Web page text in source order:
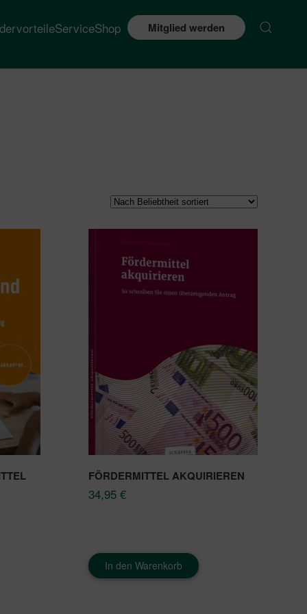
ServiceShop Mitglied werden
FÖRDERMITTEL AKQUIRIEREN
34,95 €
In den Warenkorb